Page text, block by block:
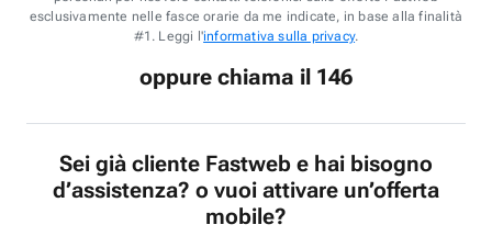
esclusivamente nelle fasce orarie da me indicate, in base alla finalità
#1. Leggi l'informativa sulla privacy.
oppure chiama il 146
Sei già cliente Fastweb e hai bisogno
d’assistenza? o vuoi attivare un’offerta
mobile?